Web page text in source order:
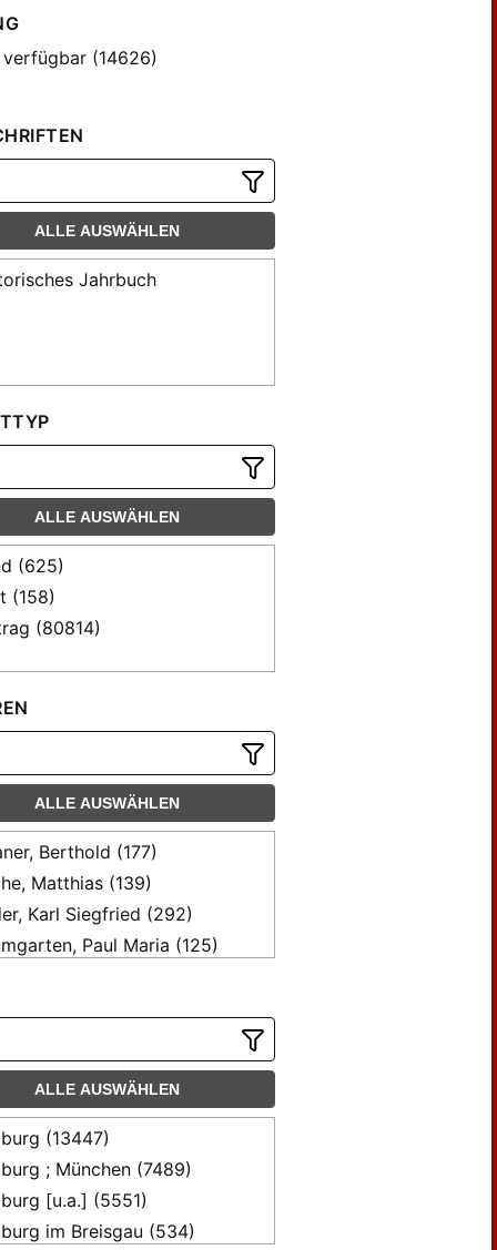
verfügbar (14626)
ALLE AUSWÄHLEN
Jahrbuch
ALLE AUSWÄHLEN
(625)
(158)
(80814)
ALLE AUSWÄHLEN
Berthold (177)
Matthias (139)
Karl Siegfried (292)
Paul Maria (125)
Laetitia (230)
Thomas (138)
Max (565)
G. von (100)
Gottfried (112)
Heinrich (184)
H. (131)
ALLE AUSWÄHLEN
(13447)
; München (7489)
[u.a.] (5551)
im Breisgau (534)